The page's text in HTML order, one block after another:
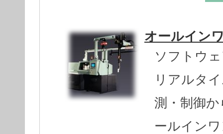
オールイン
ソフトウ
リアルタ
測・制御
ールイン